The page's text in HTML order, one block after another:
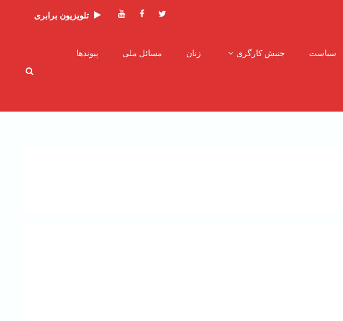
توئیترفیسبوکیوتیوب تلویزیون برابری
سیاست جنبش کارگری زنان مسائل ملی پیوندها